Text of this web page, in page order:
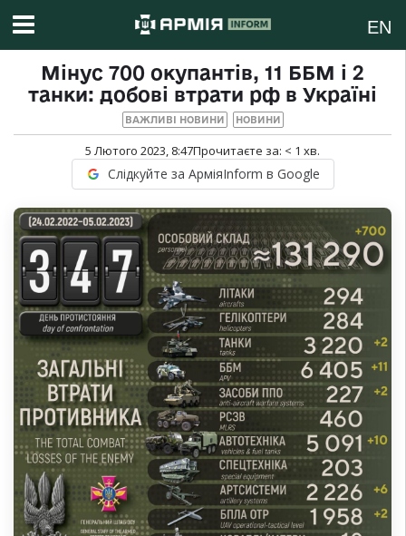
EN
Мінус 700 окупантів, 11 ББМ і 2
танки: добові втрати рф в Україні
ВАЖЛИВІ НОВИНИ НОВИНИ
5 Лютого 2023, 8:47Прочитаєте за: < 1 хв.
Слідкуйте за АрміяInform в Google